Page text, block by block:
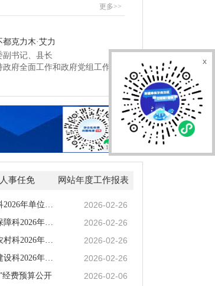
更多>>
都克力木·艾力
副书记、县长
政府全面工作和政府党组工作
1
人事任免 网站年度工作报表
伊宁县财政局文行科2026年单位预算公开 2026-02-26
伊宁县财政局社会保障科2026年单位预算公开 2026-02-26
伊宁县财政局农业农村科2026年单位预算公开 2026-02-26
伊宁县财政局经济建设科2026年单位预算公开 2026-02-26
经费预算公开 2026-02-06
x